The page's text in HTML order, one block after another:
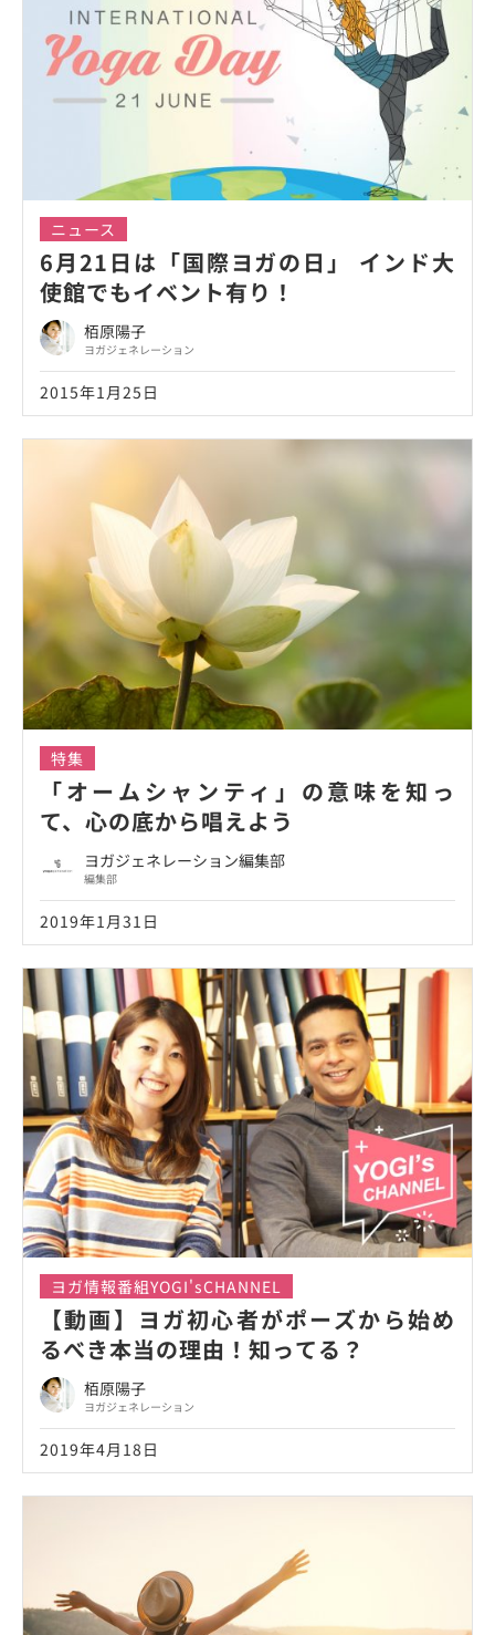
ニュース
6月21日は「国際ヨガの日」 インド大
使館でもイベント有り！
栢原陽子
ヨガジェネレーション
2015年1月25日
特集
「オームシャンティ」の意味を知っ
て、心の底から唱えよう
ヨガジェネレーション編集部
編集部
2019年1月31日
ヨガ情報番組YOGI'sCHANNEL
【動画】ヨガ初心者がポーズから始め
るべき本当の理由！知ってる？
栢原陽子
ヨガジェネレーション
2019年4月18日